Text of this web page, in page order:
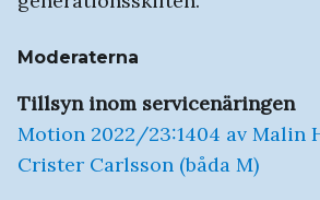
Moderaterna
Tillsyn inom servicenäringen
Motion 2022/23:1404 av Malin
Crister Carlsson (båda M)